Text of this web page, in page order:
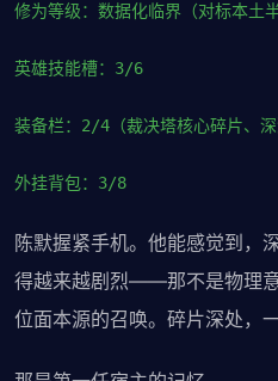
修为等级：数据化临界（对标本土
英雄技能槽：3/6
装备栏：2/4（裁决塔核心碎片、深
外挂背包：3/8
陈默握紧手机。他能感觉到，
得越来越剧烈——那不是物理
位面本源的召唤。碎片深处，